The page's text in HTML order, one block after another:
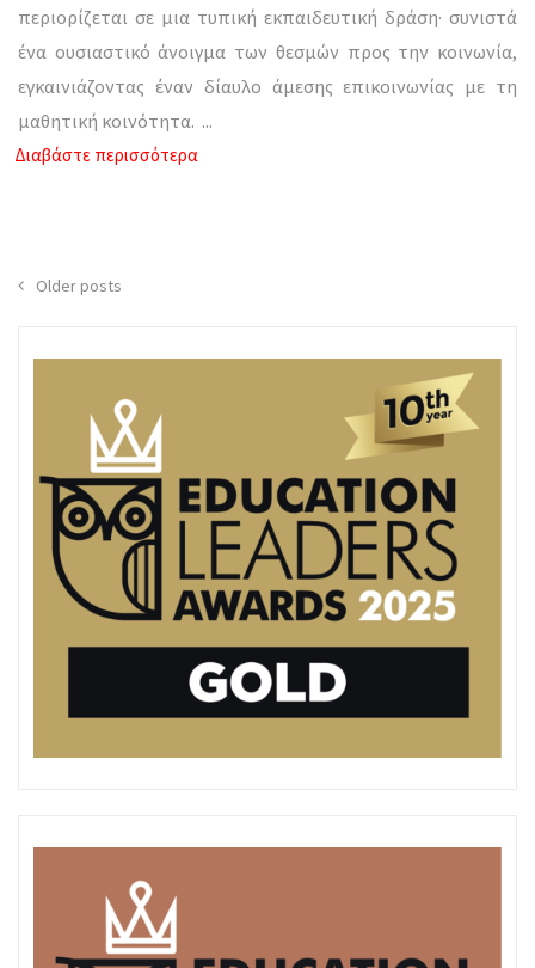
περιορίζεται σε μια τυπική εκπαιδευτική δράση· συνιστά
ένα ουσιαστικό άνοιγμα των θεσμών προς την κοινωνία,
εγκαινιάζοντας έναν δίαυλο άμεσης επικοινωνίας με τη
μαθητική κοινότητα. ...
Διαβάστε περισσότερα
Posts
Older posts